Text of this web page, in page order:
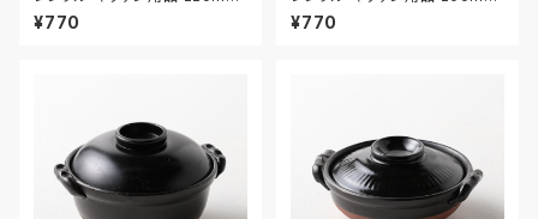
KIW025
¥770
KIW027
¥770